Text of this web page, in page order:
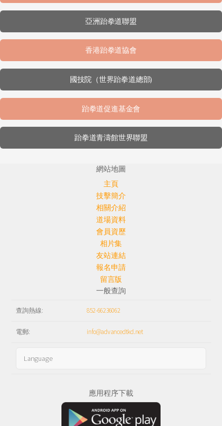
亞洲跆拳道聯盟
香港跆拳道協會
國技院（世界跆拳道總部)
跆拳道促進基金會
跆拳道青濤館世界聯盟
網站地圖
主頁
技擊簡介
相關介紹
道場資料
會員資歷
相片集
友站連結
報名申請
留言版
一般查詢
查詢熱線: 852-66236062
電郵: info@advancedtkd.net
應用程序下載